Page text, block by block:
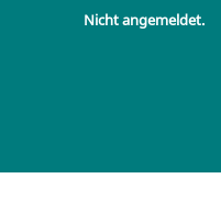
Nicht angemeldet.